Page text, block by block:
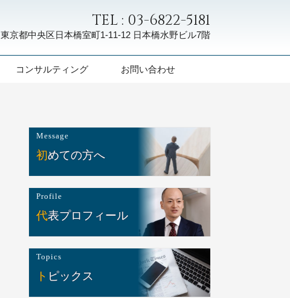
TEL : 03-6822-5181
東京都中央区日本橋室町1-11-12 日本橋水野ビル7階
コンサルティング お問い合わせ
Message
初めての方へ
Profile
代表プロフィール
Topics
トピックス